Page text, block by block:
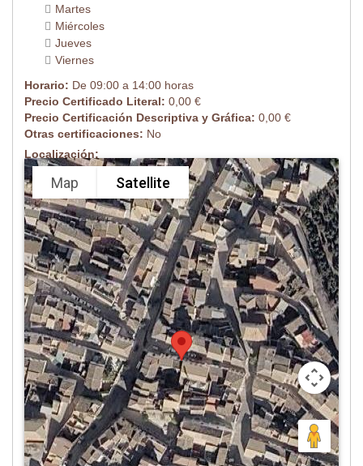
Martes
Miércoles
Jueves
Viernes
Horario: De 09:00 a 14:00 horas
Precio Certificado Literal: 0,00 €
Precio Certificación Descriptiva y Gráfica: 0,00 €
Otras certificaciones: No
Localización:
Map Satellite